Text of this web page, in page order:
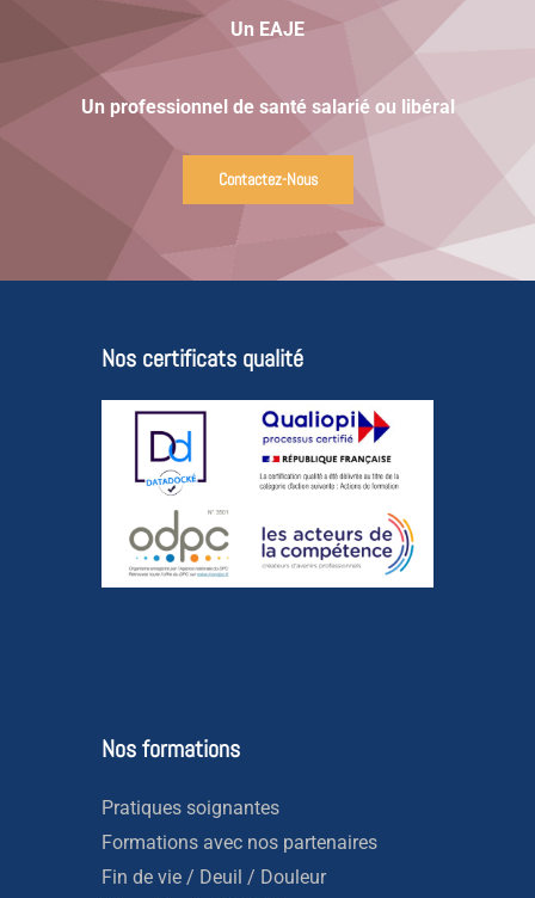
Un EAJE
Un professionnel de santé salarié ou libéral
Contactez-Nous
Nos certificats qualité
Nos formations
Pratiques soignantes
Formations avec nos partenaires
Fin de vie / Deuil / Douleur